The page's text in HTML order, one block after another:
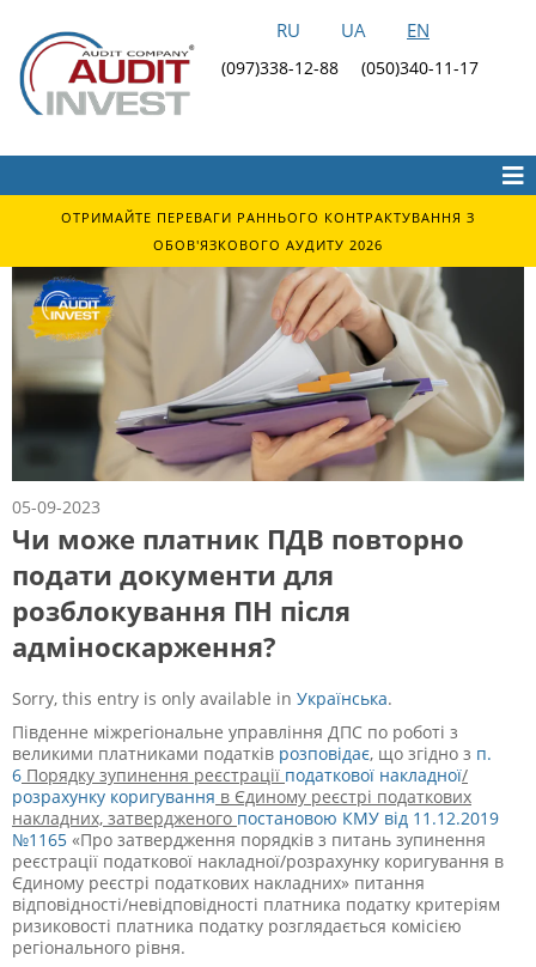
RU UA EN
(097)338-12-88 (050)340-11-17
ОТРИМАЙТЕ ПЕРЕВАГИ РАННЬОГО КОНТРАКТУВАННЯ З
ОБОВ'ЯЗКОВОГО АУДИТУ 2026
05-09-2023
Чи може платник ПДВ повторно
подати документи для
розблокування ПН після
адміноскарження?
Sorry, this entry is only available in Українська.
Південне міжрегіональне управління ДПС по роботі з
великими платниками податків розповідає, що згідно з п.
6 Порядку зупинення реєстрації податкової накладної/
розрахунку коригування в Єдиному реєстрі податкових
накладних, затвердженого постановою КМУ від 11.12.2019
№1165 «Про затвердження порядків з питань зупинення
реєстрації податкової накладної/розрахунку коригування в
Єдиному реєстрі податкових накладних» питання
відповідності/невідповідності платника податку критеріям
ризиковості платника податку розглядається комісією
регіонального рівня.